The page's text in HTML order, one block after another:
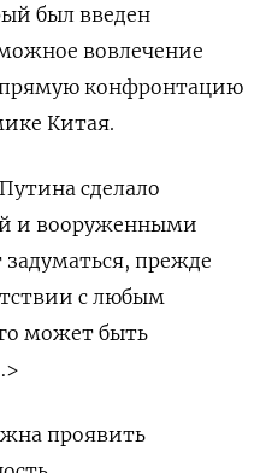
был введен
вовлечение
конфронтацию
Китая.
сделало
и вооруженными
прежде
с любым
может быть
проявить